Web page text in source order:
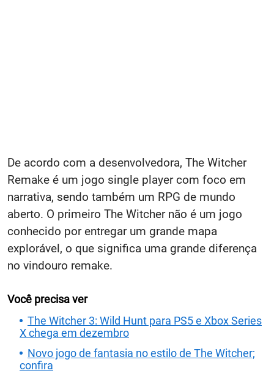
De acordo com a desenvolvedora, The Witcher
Remake é um jogo single player com foco em
narrativa, sendo também um RPG de mundo
aberto. O primeiro The Witcher não é um jogo
conhecido por entregar um grande mapa
explorável, o que significa uma grande diferença
no vindouro remake.
Você precisa ver
The Witcher 3: Wild Hunt para PS5 e Xbox Series
X chega em dezembro
Novo jogo de fantasia no estilo de The Witcher;
confira